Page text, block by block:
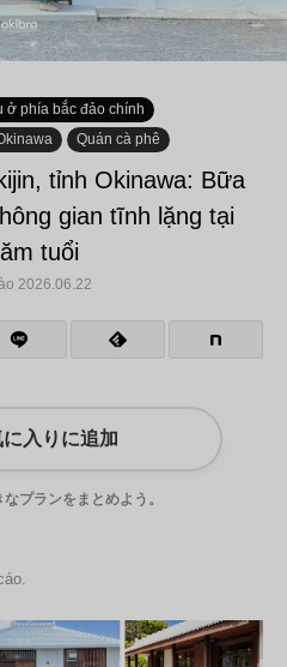
ở phía bắc đảo chính
Quán cà phê
tỉnh Okinawa: Bữa
gian tĩnh lặng tại
tuổi
2026.06.22
入りに追加
プランをまとめよう。